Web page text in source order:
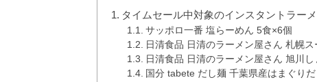
タイムセール中対象のインスタントラー
サッポロ一番 塩らーめん 5食×6個
日清食品 日清のラーメン屋さん 札幌
日清食品 日清のラーメン屋さん 旭川し
国分 tabete だし麺 千葉県産はまぐり